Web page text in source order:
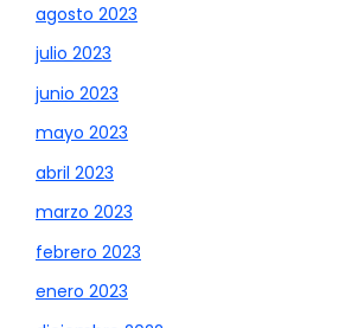
agosto 2023
julio 2023
junio 2023
mayo 2023
abril 2023
marzo 2023
febrero 2023
enero 2023